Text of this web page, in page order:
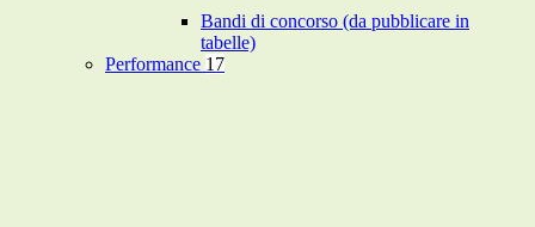
Bandi di concorso (da pubblicare in
tabelle)
Performance 17